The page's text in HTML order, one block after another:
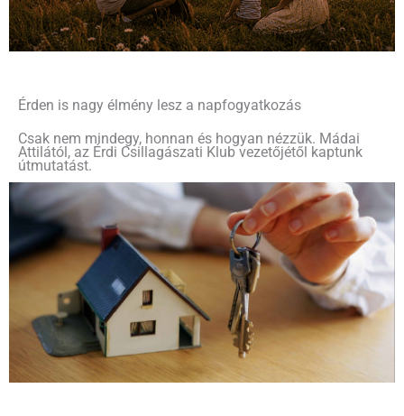
Érden is nagy élmény lesz a napfogyatkozás
Csak nem mindegy, honnan és hogyan nézzük. Mádai
Attilától, az Érdi Csillagászati Klub vezetőjétől kaptunk
útmutatást.